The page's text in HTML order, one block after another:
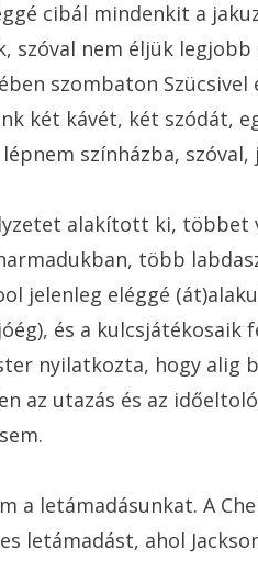
cibál mindenkit a
nem éljük legjobb
szombaton Szücsivel
két kávét, két szódát,
színházba,
alakított ki, többet
több
jelenleg eléggé
és a kulcsjátékosaik
nyilatkozta, hogy alig
az utazás és az
letámadásunkat. A
letámadást, ahol